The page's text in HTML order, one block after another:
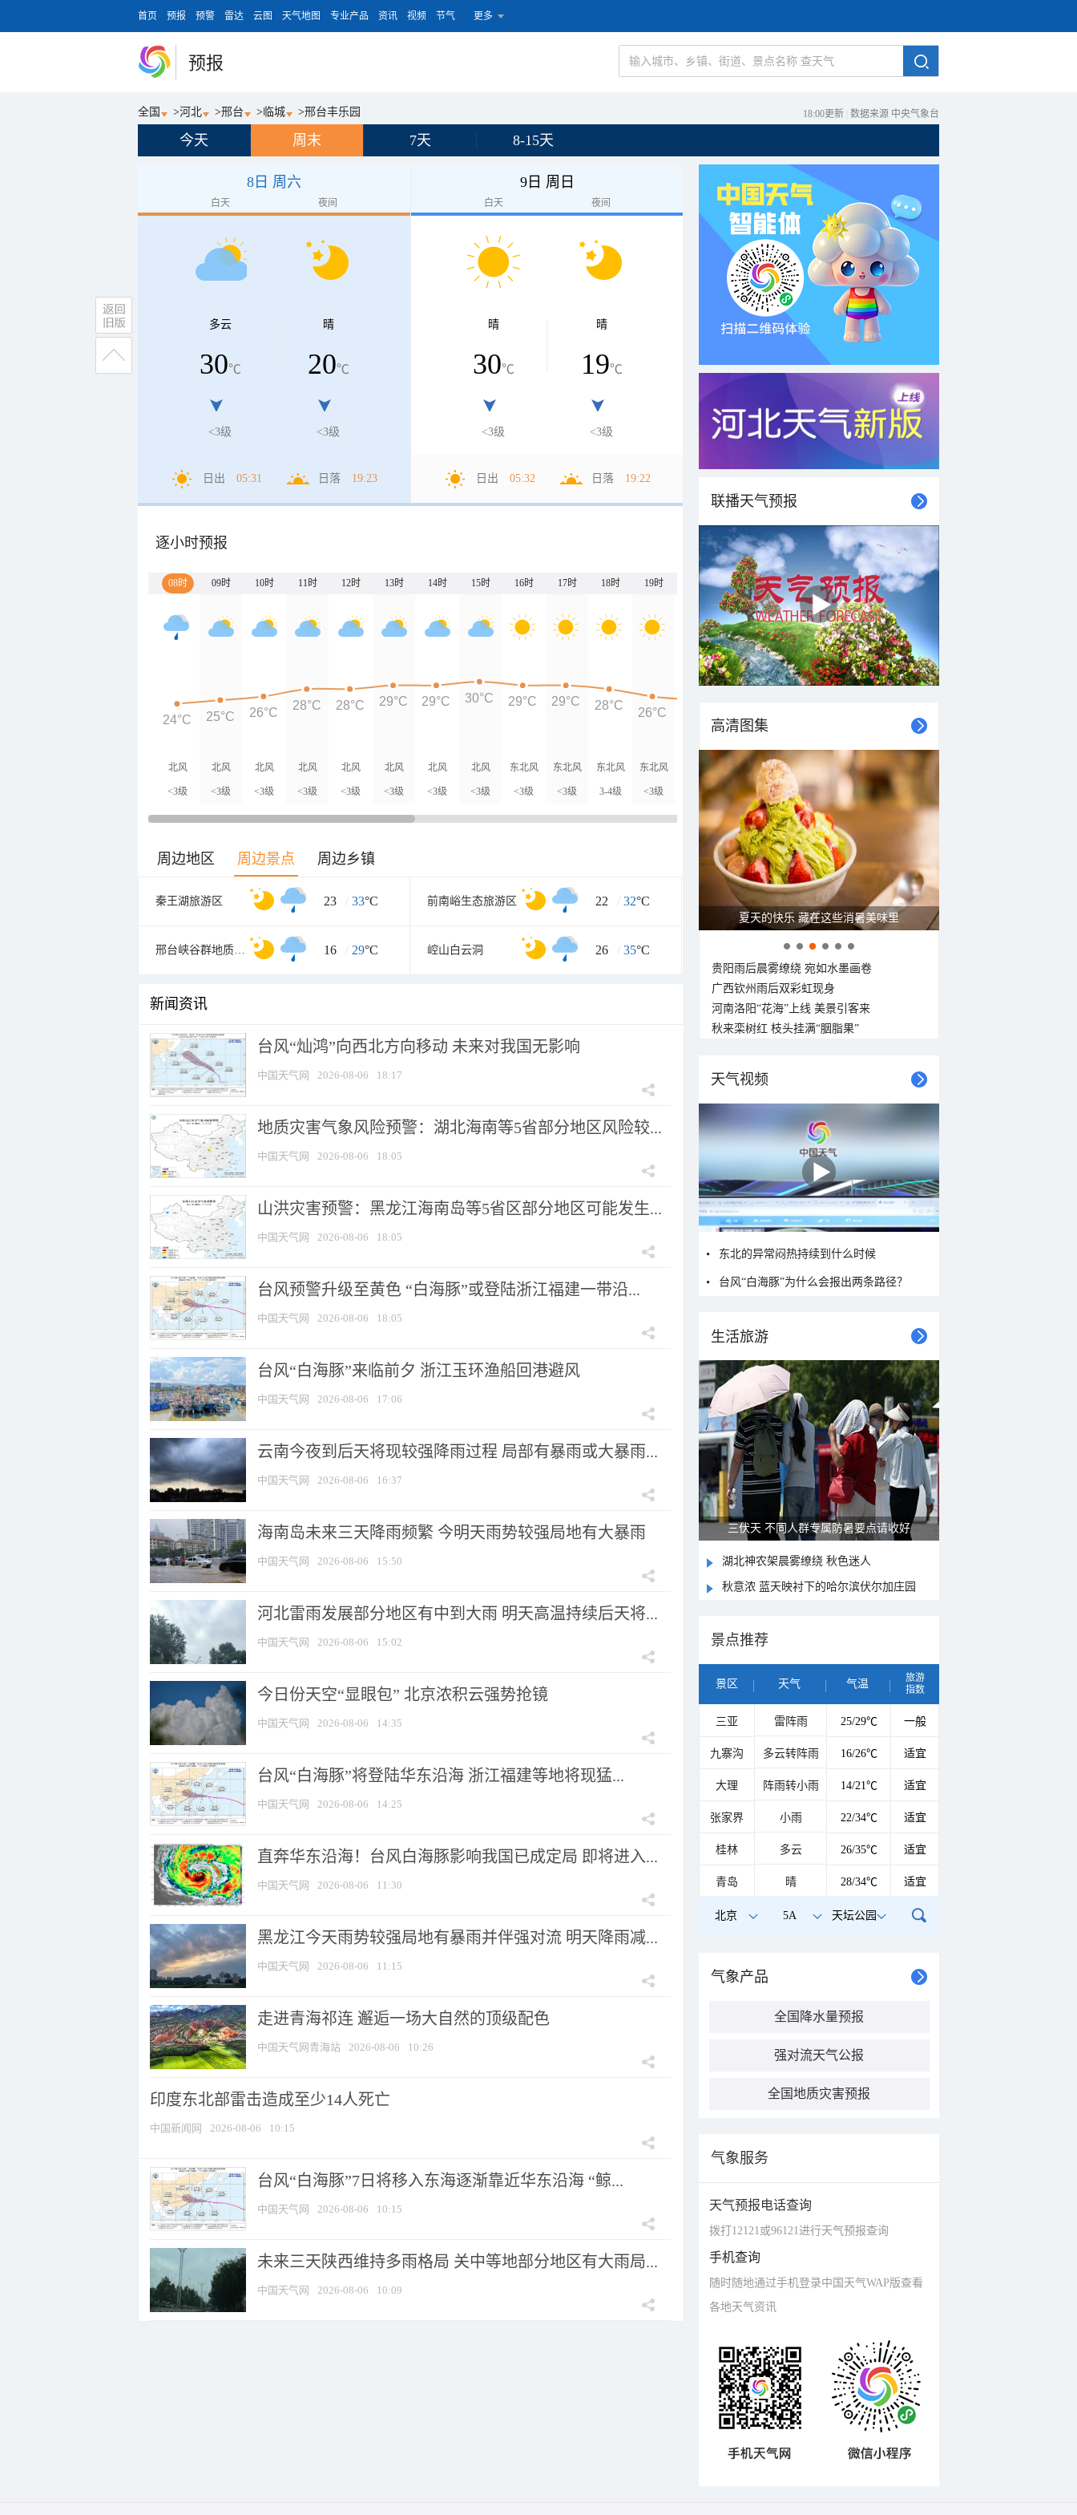
首页 预报 预警 雷达 云图 天气地图 专业产品 资讯 视频 节气 更多
预报
全国 >河北 >邢台 > 临城 >邢台丰乐园 18:00更新 数据来源 中央气象台
今天 周末 7天 8-15天
8日 周六
白天 夜间
多云
30℃
<3级
晴
20℃
<3级
日出 05:31 日落 19:23
9日 周日
白天 夜间
晴
30℃
<3级
晴
19℃
<3级
日出 05:32 日落 19:22
逐小时预报
08时 09时 10时 11时 12时 13时 14时 15时 16时 17时 18时 19时 20时 21时 22时 23时 00时 01时
北风
<3级
北风
<3级
北风
<3级
北风
<3级
北风
<3级
北风
<3级
北风
<3级
北风
<3级
东北风
<3级
东北风
<3级
东北风
3-4级
东北风
<3级
东北风
<3级
东风
<3级
南风
<3级
北风 西北风 西北风
24°C 25°C 26°C
28°C 28°C 29°C 29°C 30°C 29°C 29°C 28°C
26°C
24°C 23°C
21°C
周边地区 周边景点 周边乡镇
秦王湖旅游区 23 / 33°C 前南峪生态旅游区 22 / 32°C
邢台峡谷群地质公园大峡谷景区 16 / 29°C 崆山白云洞 26 / 35°C
新闻资讯
台风“灿鸿”向西北方向移动 未来对我国无影响
中国天气网 2026-08-06 18:17
地质灾害气象风险预警：湖北海南等5省部分地区风险较...
中国天气网 2026-08-06 18:05
山洪灾害预警：黑龙江海南岛等5省区部分地区可能发生...
中国天气网 2026-08-06 18:05
台风预警升级至黄色 “白海豚”或登陆浙江福建一带沿...
中国天气网 2026-08-06 18:05
台风“白海豚”来临前夕 浙江玉环渔船回港避风
中国天气网 2026-08-06 17:06
云南今夜到后天将现较强降雨过程 局部有暴雨或大暴雨...
中国天气网 2026-08-06 16:37
海南岛未来三天降雨频繁 今明天雨势较强局地有大暴雨
中国天气网 2026-08-06 15:50
河北雷雨发展部分地区有中到大雨 明天高温持续后天将...
中国天气网 2026-08-06 15:02
今日份天空“显眼包” 北京浓积云强势抢镜
中国天气网 2026-08-06 14:35
台风“白海豚”将登陆华东沿海 浙江福建等地将现猛...
中国天气网 2026-08-06 14:25
直奔华东沿海！台风白海豚影响我国已成定局 即将进入...
中国天气网 2026-08-06 11:30
黑龙江今天雨势较强局地有暴雨并伴强对流 明天降雨减...
中国天气网 2026-08-06 11:15
走进青海祁连 邂逅一场大自然的顶级配色
中国天气网青海站 2026-08-06 10:26
印度东北部雷击造成至少14人死亡
中国新闻网 2026-08-06 10:15
台风“白海豚”7日将移入东海逐渐靠近华东沿海 “鲸...
中国天气网 2026-08-06 10:15
未来三天陕西维持多雨格局 关中等地部分地区有大雨局...
中国天气网 2026-08-06 10:09
联播天气预报
高清图集
夏天的快乐 藏在这些消暑美味里
贵阳雨后晨雾缭绕 宛如水墨画卷
广西钦州雨后双彩虹现身
河南洛阳“花海”上线 美景引客来
秋来栾树红 枝头挂满“胭脂果”
天气视频
东北的异常闷热持续到什么时候
台风“白海豚”为什么会报出两条路径？
生活旅游
三伏天 不同人群专属防暑要点请收好
湖北神农架晨雾缭绕 秋色迷人
秋意浓 蓝天映衬下的哈尔滨伏尔加庄园
景点推荐
景区 天气 气温
旅游
指数
三亚 雷阵雨 25/29℃ 一般
九寨沟 多云转阵雨 16/26℃ 适宜
大理 阵雨转小雨 14/21℃ 适宜
张家界 小雨 22/34℃ 适宜
桂林 多云 26/35℃ 适宜
青岛 晴 28/34℃ 适宜
北京 5A 天坛公园
气象产品
全国降水量预报
强对流天气公报
全国地质灾害预报
气象服务
天气预报电话查询
拨打12121或96121进行天气预报查询
手机查询
随时随地通过手机登录中国天气WAP版查看
各地天气资讯